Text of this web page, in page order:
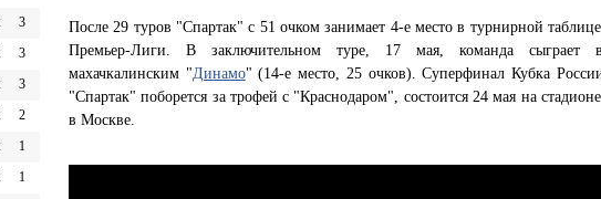
3
3
3
2
1
1
После 29 туров "Спартак" с 51 очком занимает 4-е место в турнирной
Премьер-Лиги. В заключительном туре, 17 мая, команда сыграет
махачкалинским "Динамо" (14-е место, 25 очков). Суперфинал Кубка
"Спартак" поборется за трофей с "Краснодаром", состоится 24 мая на
в Москве.